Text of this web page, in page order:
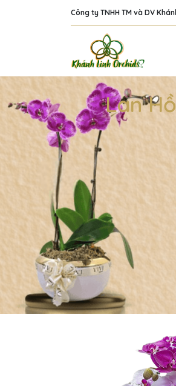
Công ty TNHH TM và DV
Lan